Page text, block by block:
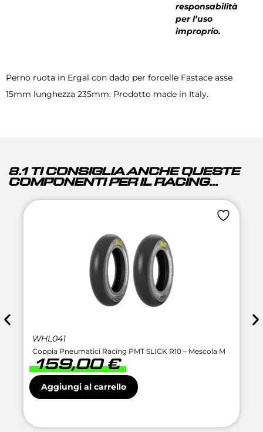
responsabilità
per l’uso
improprio.
Perno ruota in Ergal con dado per forcelle Fastace asse
15mm lunghezza 235mm. Prodotto made in Italy.
8.1 TI CONSIGLIA ANCHE QUESTE
COMPONENTI PER IL RACING...
WHL041
Coppia Pneumatici Racing PMT SLICK R10 – Mescola M
159,00€
Aggiungi al carrello